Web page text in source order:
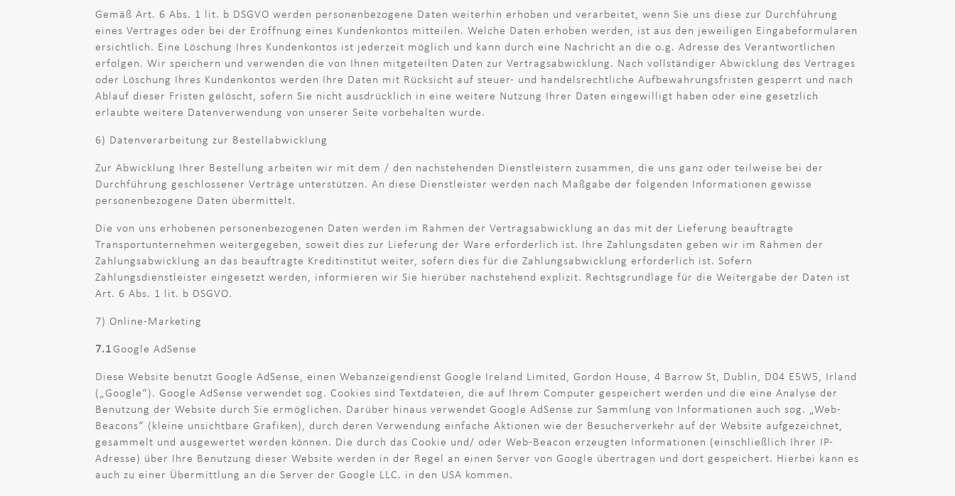
Gemäß Art. 6 Abs. 1 lit. b DSGVO werden personenbezogene Daten weiterhin erhoben und verarbeitet, wenn Sie uns diese zur Durchführung
eines Vertrages oder bei der Eröffnung eines Kundenkontos mitteilen. Welche Daten erhoben werden, ist aus den jeweiligen Eingabeformularen
ersichtlich. Eine Löschung Ihres Kundenkontos ist jederzeit möglich und kann durch eine Nachricht an die o.g. Adresse des Verantwortlichen
erfolgen. Wir speichern und verwenden die von Ihnen mitgeteilten Daten zur Vertragsabwicklung. Nach vollständiger Abwicklung des Vertrages
oder Löschung Ihres Kundenkontos werden Ihre Daten mit Rücksicht auf steuer- und handelsrechtliche Aufbewahrungsfristen gesperrt und nach
Ablauf dieser Fristen gelöscht, sofern Sie nicht ausdrücklich in eine weitere Nutzung Ihrer Daten eingewilligt haben oder eine gesetzlich
erlaubte weitere Datenverwendung von unserer Seite vorbehalten wurde.
6) Datenverarbeitung zur Bestellabwicklung
Zur Abwicklung Ihrer Bestellung arbeiten wir mit dem / den nachstehenden Dienstleistern zusammen, die uns ganz oder teilweise bei der
Durchführung geschlossener Verträge unterstützen. An diese Dienstleister werden nach Maßgabe der folgenden Informationen gewisse
personenbezogene Daten übermittelt.
Die von uns erhobenen personenbezogenen Daten werden im Rahmen der Vertragsabwicklung an das mit der Lieferung beauftragte
Transportunternehmen weitergegeben, soweit dies zur Lieferung der Ware erforderlich ist. Ihre Zahlungsdaten geben wir im Rahmen der
Zahlungsabwicklung an das beauftragte Kreditinstitut weiter, sofern dies für die Zahlungsabwicklung erforderlich ist. Sofern
Zahlungsdienstleister eingesetzt werden, informieren wir Sie hierüber nachstehend explizit. Rechtsgrundlage für die Weitergabe der Daten ist
Art. 6 Abs. 1 lit. b DSGVO.
7) Online-Marketing
7.1Google AdSense
Diese Website benutzt Google AdSense, einen Webanzeigendienst Google Ireland Limited, Gordon House, 4 Barrow St, Dublin, D04 E5W5, Irland
(„Google“). Google AdSense verwendet sog. Cookies sind Textdateien, die auf Ihrem Computer gespeichert werden und die eine Analyse der
Benutzung der Website durch Sie ermöglichen. Darüber hinaus verwendet Google AdSense zur Sammlung von Informationen auch sog. „Web-
Beacons“ (kleine unsichtbare Grafiken), durch deren Verwendung einfache Aktionen wie der Besucherverkehr auf der Website aufgezeichnet,
gesammelt und ausgewertet werden können. Die durch das Cookie und/ oder Web-Beacon erzeugten Informationen (einschließlich Ihrer IP-
Adresse) über Ihre Benutzung dieser Website werden in der Regel an einen Server von Google übertragen und dort gespeichert. Hierbei kann es
auch zu einer Übermittlung an die Server der Google LLC. in den USA kommen.